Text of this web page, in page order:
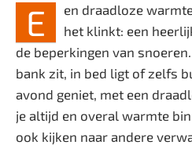
E
en draadloze
het klinkt: een
de beperkingen van
bank zit, in bed ligt of zelfs
avond geniet, met een
je altijd en overal warmte
ook kijken naar andere